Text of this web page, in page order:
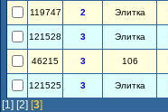
119747 2 Элитка
121528 3 Элитка
46215 3 106
121525 3 Элитка
[1] [2] [3]